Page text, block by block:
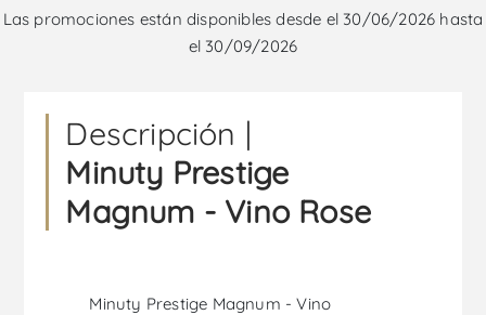
Las promociones están disponibles desde el 30/06/2026 hasta
el 30/09/2026
Descripción |
Minuty Prestige
Magnum - Vino Rose
Minuty Prestige Magnum - Vino